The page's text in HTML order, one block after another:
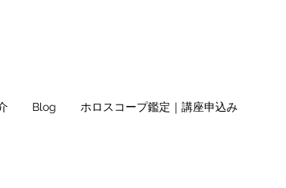
Blog ホロスコープ鑑定｜講座申込み